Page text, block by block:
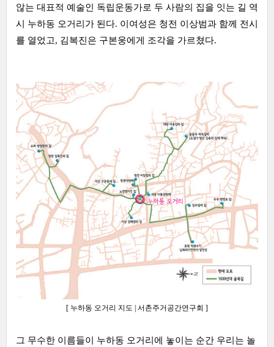
않는 대표적 예술인 독립운동가로 두 사람의 집을 잇는 길 역
시 누하동 오거리가 된다. 이여성은 청전 이상범과 함께 전시
를 열었고, 김복진은 구본웅에게 조각을 가르쳤다.
[ 누하동 오거리 지도 | 서촌주거공간연구회 ]
그 무수한 이름들이 누하동 오거리에 놓이는 순간 우리는 놀